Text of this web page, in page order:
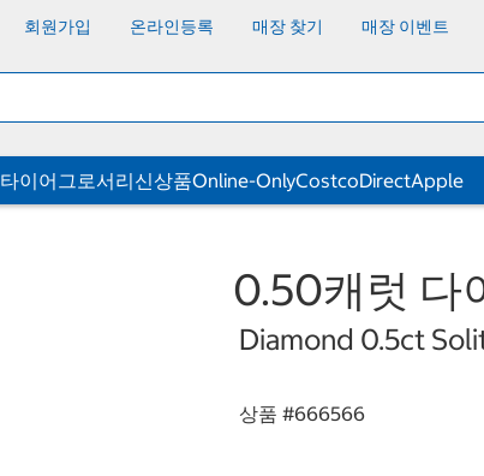
회원가입 온라인등록 매장 찾기 매장 이벤트
타이어그로서리신상품Online-OnlyCostcoDirectApple
0.50캐럿 다
Diamond 0.5ct
상품 #666566